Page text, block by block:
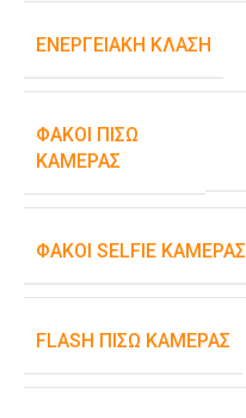
ΕΝΕΡΓΕΙΑΚΉ ΚΛΆΣΗ
ΦΑΚΟΊ ΠΊΣΩ
ΚΆΜΕΡΑΣ
ΦΑΚΟΊ SELFIE ΚΆΜΕΡΑΣ
FLASH ΠΊΣΩ ΚΆΜΕΡΑΣ